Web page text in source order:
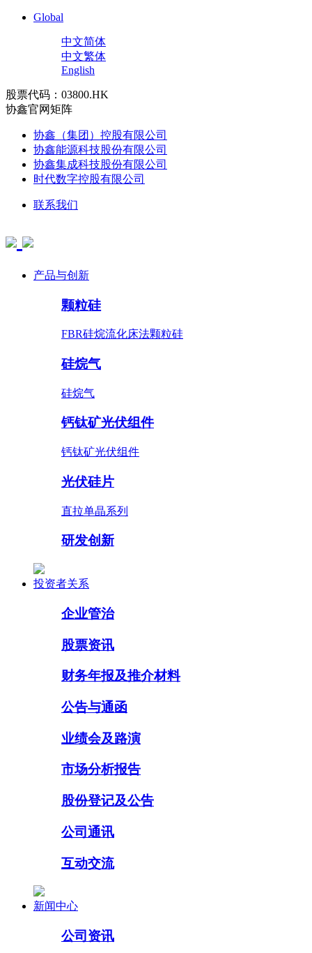
Global
中文简体
中文繁体
English
股票代码：03800.HK
协鑫官网矩阵
协鑫（集团）控股有限公司
协鑫能源科技股份有限公司
协鑫集成科技股份有限公司
时代数字控股有限公司
联系我们
产品与创新
颗粒硅
FBR硅烷流化床法颗粒硅
硅烷气
硅烷气
钙钛矿光伏组件
钙钛矿光伏组件
光伏硅片
直拉单晶系列
研发创新
投资者关系
企业管治
股票资讯
财务年报及推介材料
公告与通函
业绩会及路演
市场分析报告
股份登记及公告
公司通讯
互动交流
新闻中心
公司资讯